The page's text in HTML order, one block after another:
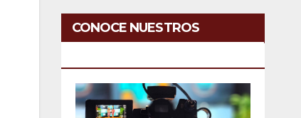
CONOCE NUESTROS